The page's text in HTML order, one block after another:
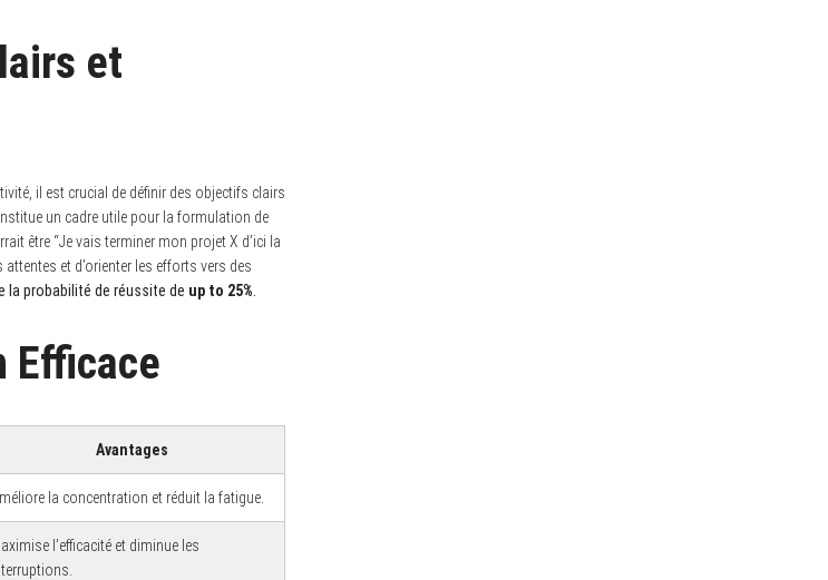
et
il est crucial de définir des objectifs clairs
un cadre utile pour la formulation de
être “Je vais terminer mon projet X d’ici la
attentes et d’orienter les efforts vers des
la probabilité de réussite de up to 25%
Efficace
Avantages
la concentration et réduit la fatigue.
l’efficacité et diminue les